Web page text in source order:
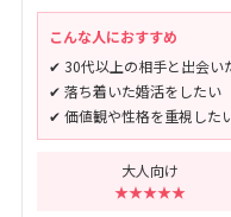
こんな人におすすめ
✔ 30代以上の相手と出会い
✔ 落ち着いた婚活をしたい
✔ 価値観や性格を重視した
大人向け
★★★★★